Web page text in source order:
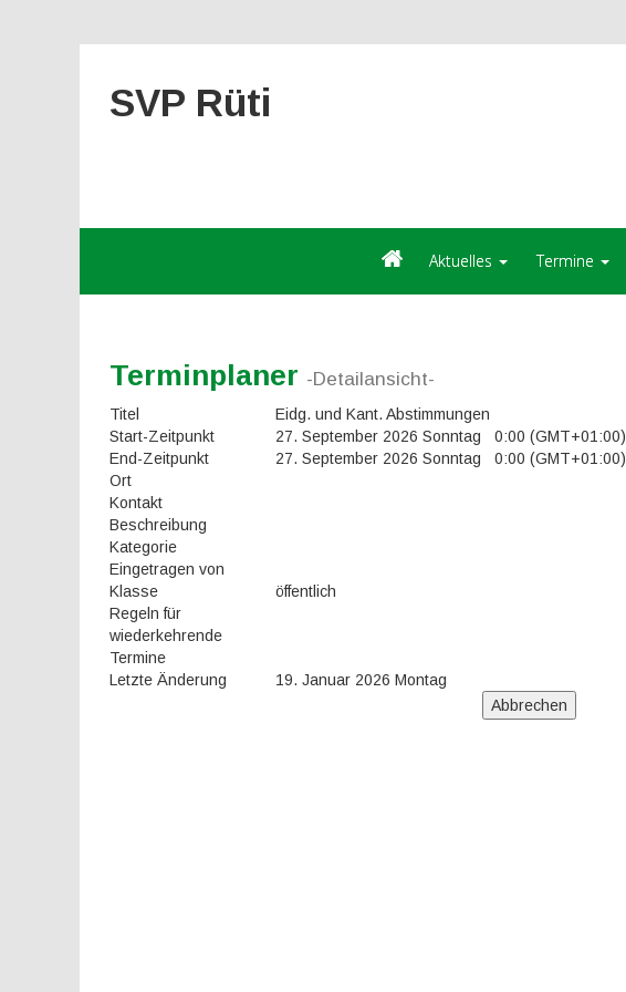
SVP Rüti
Aktuelles Termine
Terminplaner -Detailansicht-
Titel
Eidg. und Kant. Abstimmungen
Start-Zeitpunkt
27. September 2026 Sonntag 0:00 (GMT+01:00)
End-Zeitpunkt
27. September 2026 Sonntag 0:00 (GMT+01:00)
Ort
Kontakt
Beschreibung
Kategorie
Eingetragen von
Klasse
öffentlich
Regeln für
wiederkehrende
Termine
Letzte Änderung
19. Januar 2026 Montag